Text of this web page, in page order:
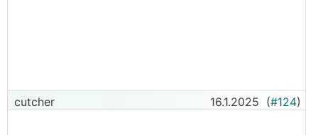
😉
cutcher 16.1.2025 (#124)